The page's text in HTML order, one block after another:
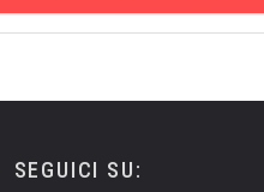
SEGUICI SU: